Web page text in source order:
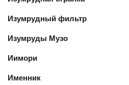
Изумрудный фильтр
Изумруды Музо
Иимори
Именник